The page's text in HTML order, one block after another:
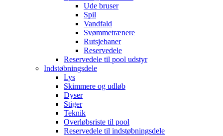
Ude bruser
Spil
Vandfald
Svømmetrænere
Rutsjebaner
Reservedele
Reservedele til pool udstyr
Indstøbningsdele
Lys
Skimmere og udløb
Dyser
Stiger
Teknik
Overløbsriste til pool
Reservedele til indstøbningsdele